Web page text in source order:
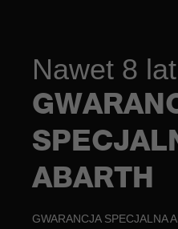
Nawet 8
ABARTH
GWARANCJA SPECJALNA